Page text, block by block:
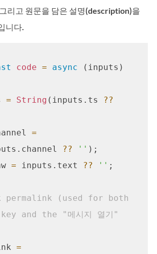
리고 원문을 담은 설명(description)을
니다.
code = async
= String (inputs.ts
??
=
?? '' );
= inputs.text ?? '' ;
(used for both
and the "메시지 열기"
=